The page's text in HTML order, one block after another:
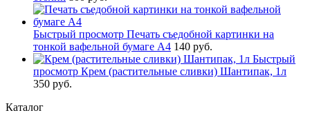
Быстрый просмотр Печать съедобной картинки на
тонкой вафельной бумаге А4 140 руб.
Быстрый
просмотр Крем (растительные сливки) Шантипак, 1л
350 руб.
Каталог